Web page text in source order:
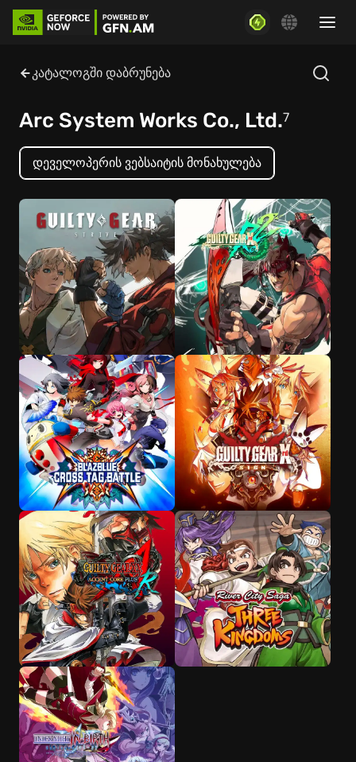
კატალოგში დაბრუნება
Arc System Works Co., Ltd.7
დეველოპერის ვებსაიტის მონახულება